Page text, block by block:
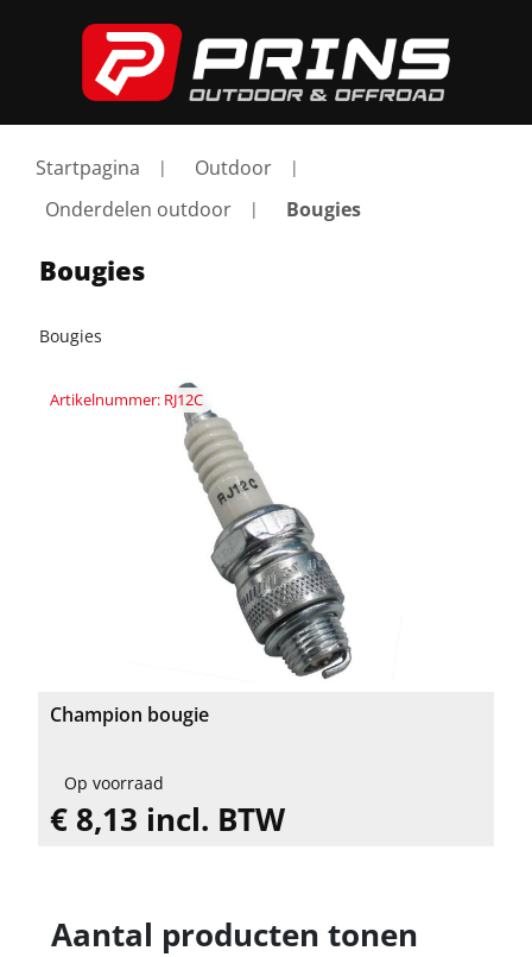
Startpagina
Outdoor
Onderdelen outdoor
Bougies
Bougies
Bougies
Artikelnummer: RJ12C
Champion bougie
Op voorraad
€ 8,13 incl. BTW
Aantal producten tonen